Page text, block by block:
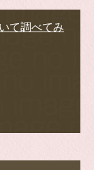
て調べてみ